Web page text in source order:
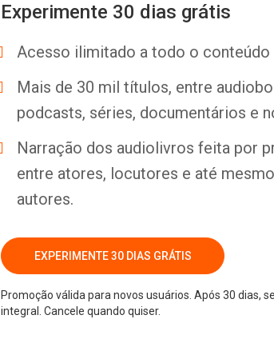
Experimente 30 dias grátis
Acesso ilimitado a todo o conteúdo
Mais de 30 mil títulos, entre
podcasts, séries, documentários e
Narração dos audiolivros feita por
entre atores, locutores e até
autores.
EXPERIMENTE 30 DIAS GRÁTIS
Promoção válida para novos usuários. Após 30 dias,
integral. Cancele quando quiser.
Whatsapp